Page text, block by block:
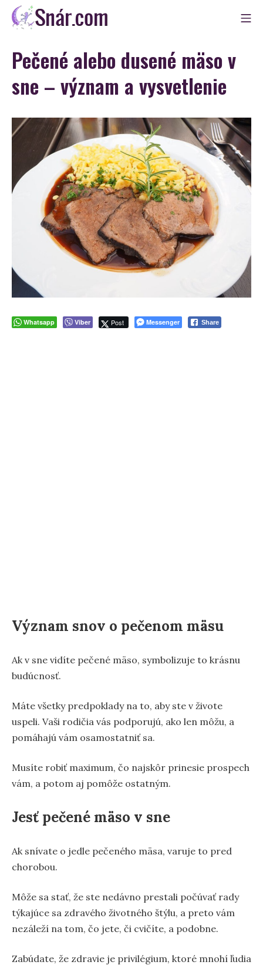
Skip
Snár
Pečené alebo dusené mäso v
sne – význam a vysvetlenie
Whatsapp Viber Post Messenger Share
Význam snov o pečenom mäsu
Ak v sne vidíte pečené mäso, symbolizuje to krásnu
budúcnosť.
Máte všetky predpoklady na to, aby ste v živote
uspeli. Vaši rodičia vás podporujú, ako len môžu, a
pomáhajú vám osamostatniť sa.
Musíte robiť maximum, čo najskôr prinesie prospech
vám, a potom aj pomôže ostatným.
Jesť pečené mäso v sne
Ak snívate o jedle pečeného mäsa, varuje to pred
chorobou.
Môže sa stať, že ste nedávno prestali počúvať rady
týkajúce sa zdravého životného štýlu, a preto vám
nezáleží na tom, čo jete, či cvičíte, a podobne.
Zabúdate, že zdravie je privilégium, ktoré mnohí ľudia